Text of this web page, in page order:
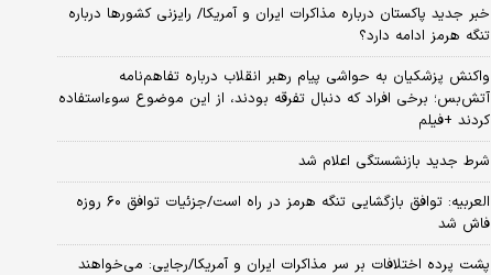
خبر جدید پاکستان درباره مذاکرات ایران و آمریکا/ رایزنی کشورها درباره
تنگه هرمز ادامه دارد؟
واکنش پزشکیان به حواشی پیام رهبر انقلاب درباره تفاهم‌نامه
آتش‌بس؛ برخی افراد که دنبال تفرقه بودند، از این موضوع سوءاستفاده
کردند +فیلم
شرط جدید بازنشستگی اعلام شد
العربیه: توافق بازگشایی تنگه هرمز در راه است/جزئیات توافق ۶۰ روزه
فاش شد
پشت پرده اختلافات بر سر مذاکرات ایران و آمریکا/رجایی: می‌خواهند